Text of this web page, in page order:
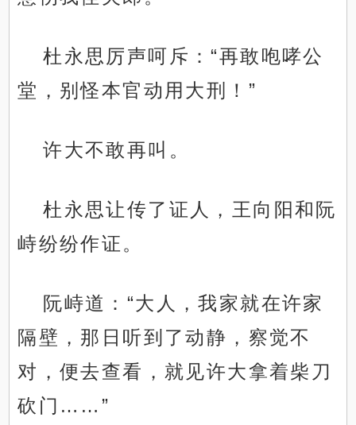
杜永思厉声呵斥：“再敢咆哮公
堂，别怪本官动用大刑！”
许大不敢再叫。
杜永思让传了证人，王向阳和阮
峙纷纷作证。
阮峙道：“大人，我家就在许家
隔壁，那日听到了动静，察觉不
对，便去查看，就见许大拿着柴刀
砍门……”